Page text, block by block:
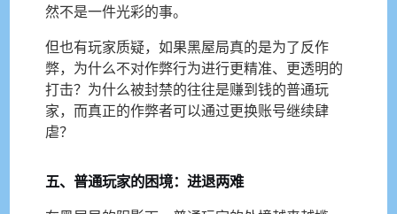
然不是一件光彩的事。
但也有玩家质疑，如果黑屋局真的是为了反作
弊，为什么不对作弊行为进行更精准、更透明的
打击？为什么被封禁的往往是赚到钱的普通玩
家，而真正的作弊者可以通过更换账号继续肆
虐？
五、普通玩家的困境：进退两难